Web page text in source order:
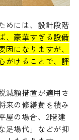
めには、設計段階
、豪華すぎる設備
になりますが、
がけることで、評
減額措置が適用さ
来の修繕費を積み
屋の場合、2階建
足場代」などが抑